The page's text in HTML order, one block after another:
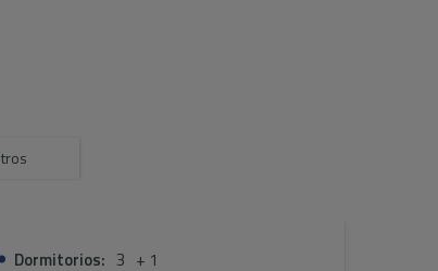
acondicionado como un apartamento
calefacción central, chimenea y armarios
trastero, amplias zonas ajardinadas y
del entorno durante todo el año.
Dormitorios: 3 + 1